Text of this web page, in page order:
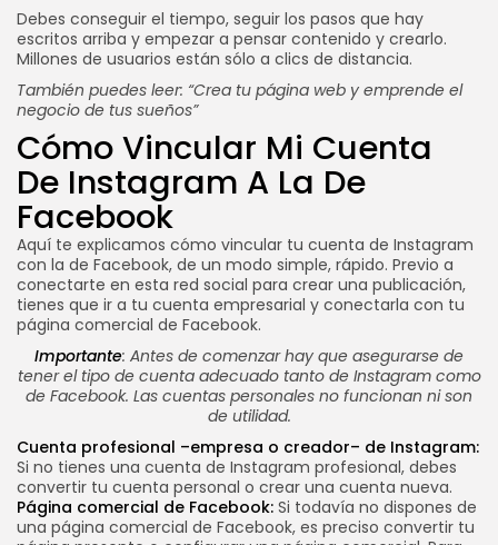
Debes conseguir el tiempo, seguir los pasos que hay
escritos arriba y empezar a pensar contenido y crearlo.
Millones de usuarios están sólo a clics de distancia.
También puedes leer: “Crea tu página web y emprende el
negocio de tus sueños”
Cómo Vincular Mi Cuenta
De Instagram A La De
Facebook
Aquí te explicamos cómo vincular tu cuenta de Instagram
con la de Facebook, de un modo simple, rápido. Previo a
conectarte en esta red social para crear una publicación,
tienes que ir a tu cuenta empresarial y conectarla con tu
página comercial de Facebook.
Importante: Antes de comenzar hay que asegurarse de
tener el tipo de cuenta adecuado tanto de Instagram como
de Facebook. Las cuentas personales no funcionan ni son
de utilidad.
Cuenta profesional –empresa o creador– de Instagram:
Si no tienes una cuenta de Instagram profesional, debes
convertir tu cuenta personal o crear una cuenta nueva.
Página comercial de Facebook: Si todavía no dispones de
una página comercial de Facebook, es preciso convertir tu